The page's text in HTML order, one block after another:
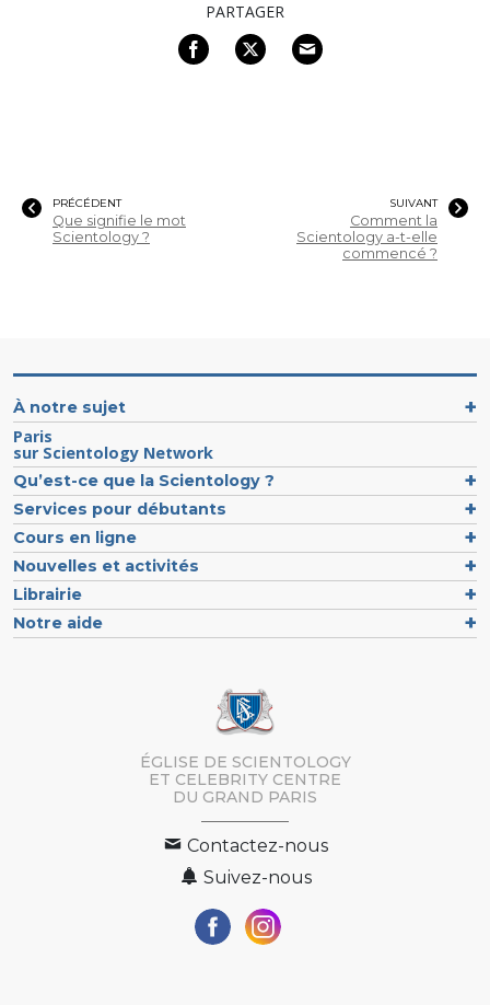
PARTAGER
PRÉCÉDENT
Que signifie le mot
Scientology ?
SUIVANT
Comment la
Scientology a-t-elle
commencé ?
À notre sujet
Paris
sur Scientology Network
Qu’est-ce que la Scientology ?
Services pour débutants
Cours en ligne
Nouvelles et activités
Librairie
Notre aide
ÉGLISE DE SCIENTOLOGY
ET CELEBRITY CENTRE
DU GRAND PARIS
Contactez-nous
Suivez-nous